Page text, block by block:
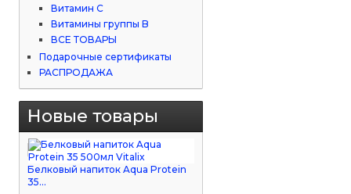
Витамин С
Витамины группы B
ВСЕ ТОВАРЫ
Подарочные сертификаты
РАСПРОДАЖА
Новые товары
Белковый напиток Aqua Protein
35...